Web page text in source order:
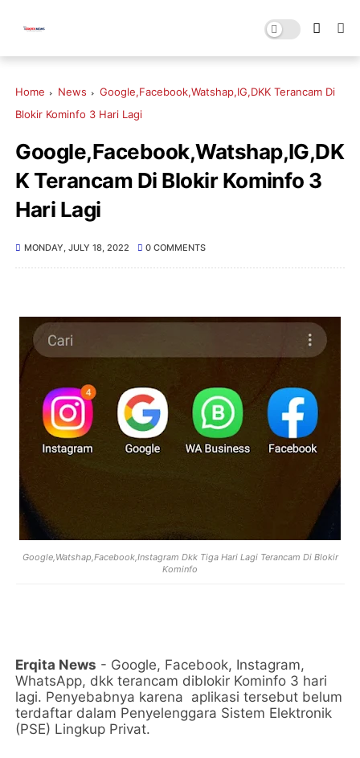
Home News
Google,Facebook,Watshap,IG,DKK Terancam Di
Blokir Kominfo 3 Hari Lagi
Google,Facebook,Watshap,IG,DK
K Terancam Di Blokir Kominfo 3
Hari Lagi
MONDAY, JULY 18, 2022 0 COMMENTS
Google,Watshap,Facebook,Instagram Dkk Tiga Hari Lagi Terancam Di Blokir
Kominfo
Erqita News - Google, Facebook, Instagram,
WhatsApp, dkk terancam diblokir Kominfo 3 hari
lagi. Penyebabnya karena aplikasi tersebut belum
terdaftar dalam Penyelenggara Sistem Elektronik
(PSE) Lingkup Privat.